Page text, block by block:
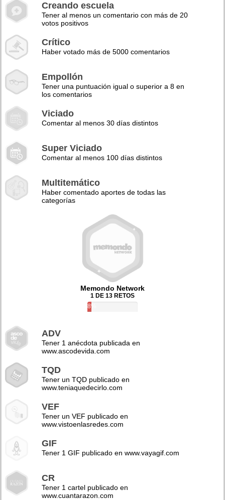
Creando escuela
Tener al menos un comentario con más de 20
votos positivos
Crítico
Haber votado más de 5000 comentarios
Empollón
Tener una puntuación igual o superior a 8 en
los comentarios
Viciado
Comentar al menos 30 días distintos
Super Viciado
Comentar al menos 100 días distintos
Multitemático
Haber comentado aportes de todas las
categorías
Memondo Network
1 DE 13 RETOS
8%
ADV
Tener 1 anécdota publicada en
www.ascodevida.com
TQD
Tener un TQD publicado en
www.teniaquedecirlo.com
VEF
Tener un VEF publicado en
www.vistoenlasredes.com
GIF
Tener 1 GIF publicado en www.vayagif.com
CR
Tener 1 cartel publicado en
www.cuantarazon.com